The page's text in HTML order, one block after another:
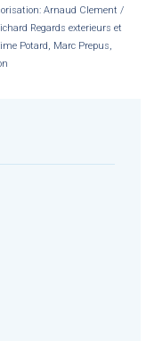
Arnaud Clement /
Regards exterieurs et
Potard, Marc Prepus,